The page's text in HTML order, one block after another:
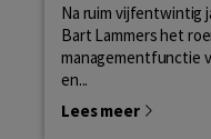
Na ruim vijfentwintig
Bart Lammers het
managementfunctie
en...
Lees meer